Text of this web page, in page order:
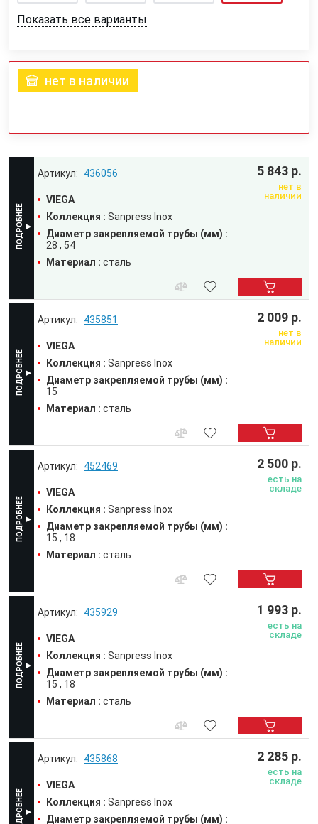
Показать все варианты
нет в наличии
435851
VIEGA
Коллекция : Sanpress Inox
Диаметр закрепляемой трубы (мм) :
15
Материал : сталь
2 009 р.
нет в
наличии
452469
VIEGA
Коллекция : Sanpress Inox
Диаметр закрепляемой трубы (мм) :
15
18
Материал : сталь
2 500 р.
есть на
складе
435929
VIEGA
Коллекция : Sanpress Inox
Диаметр закрепляемой трубы (мм) :
15
18
Материал : сталь
1 993 р.
есть на
складе
435868
VIEGA
Коллекция : Sanpress Inox
Диаметр закрепляемой трубы (мм) :
2 285 р.
есть на
складе
436056
VIEGA
Коллекция : Sanpress Inox
Диаметр закрепляемой трубы (мм) :
28
54
Материал : сталь
5 843 р.
нет в
наличии